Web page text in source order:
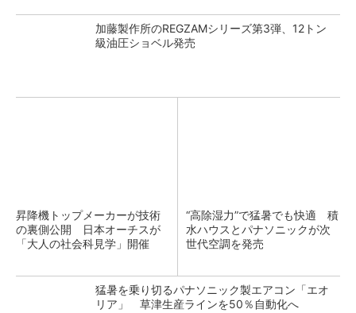
加藤製作所のREGZAMシリーズ第3弾、12トン
級油圧ショベル発売
昇降機トップメーカーが技術
の裏側公開 日本オーチスが
「大人の社会科見学」開催
“高除湿力”で猛暑でも快適 積
水ハウスとパナソニックが次
世代空調を発売
猛暑を乗り切るパナソニック製エアコン「エオ
リア」 草津生産ラインを50％自動化へ